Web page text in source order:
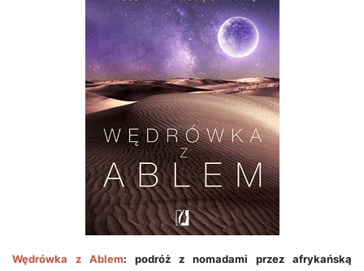
Wędrówka z Ablem: podróż z nomadami przez afrykańską